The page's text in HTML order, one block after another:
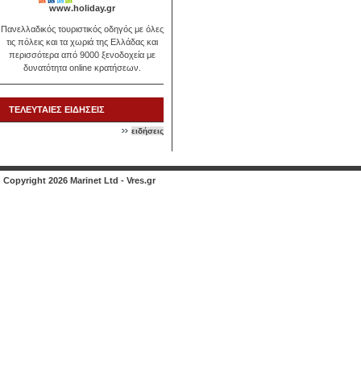
www.holiday.gr
Πανελλαδικός τουριστικός οδηγός με όλες
τις πόλεις και τα χωριά της Ελλάδας και
περισσότερα από 9000 ξενοδοχεία με
δυνατότητα online κρατήσεων.
ΤΕΛΕΥΤΑΙΕΣ ΕΙΔΗΣΕΙΣ
ειδήσεις
Copyright 2026 Marinet Ltd - Vres.gr